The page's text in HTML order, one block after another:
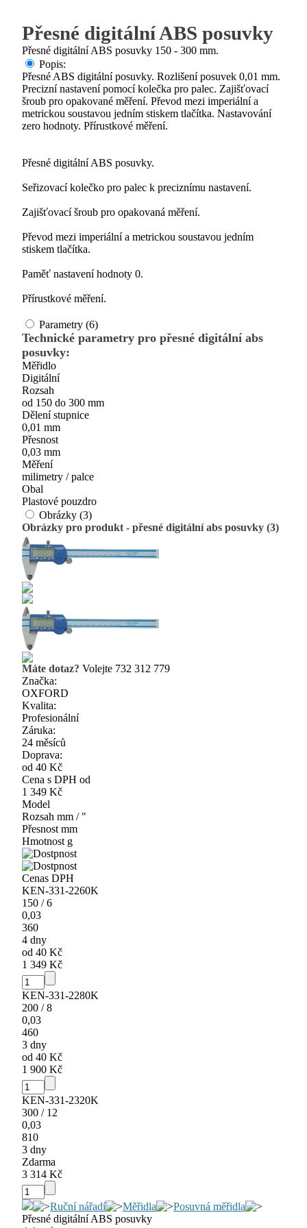
Přesné digitální ABS posuvky
Přesné digitální ABS posuvky 150 - 300 mm.
Popis:
Přesné ABS digitální posuvky. Rozlišení posuvek 0,01 mm.
Precizní nastavení pomocí kolečka pro palec. Zajišťovací
šroub pro opakované měření. Převod mezi imperiální a
metrickou soustavou jedním stiskem tlačítka. Nastavování
zero hodnoty. Přírustkové měření.
Přesné digitální ABS posuvky.
Seřizovací kolečko pro palec k preciznímu nastavení.
Zajišťovací šroub pro opakovaná měření.
Převod mezi imperiální a metrickou soustavou jedním
stiskem tlačítka.
Paměť nastavení hodnoty 0.
Přírustkové měření.
Parametry (6)
Technické parametry pro přesné digitální abs
posuvky:
Měřidlo
Digitální
Rozsah
od 150 do 300 mm
Dělení stupnice
0,01 mm
Přesnost
0,03 mm
Měření
milimetry / palce
Obal
Plastové pouzdro
Obrázky (3)
Obrázky pro produkt - přesné digitální abs posuvky (3)
Máte dotaz? Volejte 732 312 779
Značka:
OXFORD
Kvalita:
Profesionální
Záruka:
24 měsíců
Doprava:
od 40 Kč
Cena s DPH od
1 349 Kč
Model
Rozsah mm / "
Přesnost mm
Hmotnost g
Cenas DPH
KEN-331-2260K
150 / 6
0,03
360
4 dny
od 40 Kč
1 349 Kč
KEN-331-2280K
200 / 8
0,03
460
3 dny
od 40 Kč
1 900 Kč
KEN-331-2320K
300 / 12
0,03
810
3 dny
Zdarma
3 314 Kč
Ruční nářadí Měřidla
Posuvná měřidla
Přesné digitální ABS posuvky